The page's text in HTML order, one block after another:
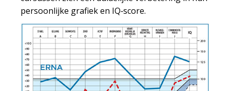
persoonlijke grafiek en IQ‑score.